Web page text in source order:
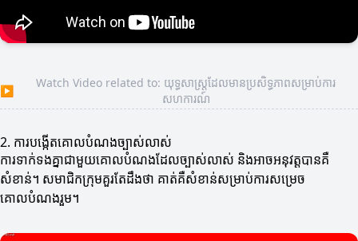
▶
Watch Video related to: យុទ្ធសាស្ត្រដែលមានប្រសិទ្ធភាពសម្រាប់ការ
សហការណ៍
2. ការបង្កើតគោលបំណងច្បាស់លាស់
ការទាក់ទងគ្នាជាមួយគោលបំណងដែលច្បាស់លាស់ និងអាចអនុវត្តបានគឺ
សំខាន់។ សមាជិកក្រុមគួរតែដឹងថា គាត់គឺសំខាន់សម្រាប់ការសម្រេច
គោលបំណងរួម។